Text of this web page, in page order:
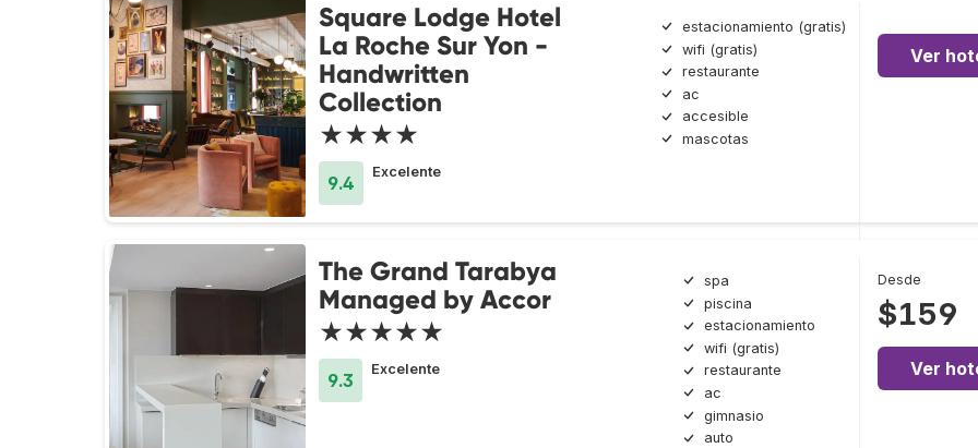
Square Lodge Hotel
La Roche Sur Yon -
Handwritten
Collection
★★★★
9.4
Excelente
estacionamiento (gratis)
wifi (gratis)
restaurante
ac
accesible
mascotas
Ver
The Grand Tarabya
Managed by Accor
★★★★★
9.3
Excelente
spa
piscina
estacionamiento
wifi (gratis)
restaurante
ac
gimnasio
auto
Desde
$159
Ver